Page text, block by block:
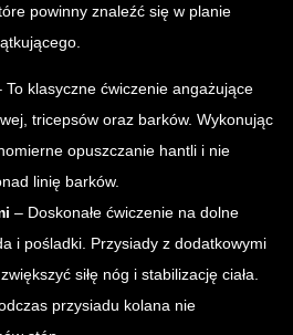
powinny znaleźć się w planie
To klasyczne ćwiczenie angażujące
tricepsów oraz barków. Wykonując
opuszczanie hantli i nie
linię barków.
– Doskonałe ćwiczenie na dolne
i pośladki. Przysiady z dodatkowymi
siłę nóg i stabilizację ciała.
przysiadu kolana nie